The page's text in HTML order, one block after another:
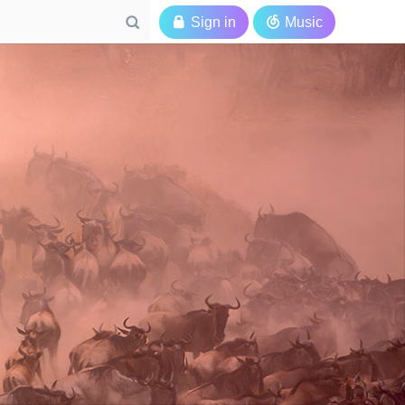
  Sign in  Music